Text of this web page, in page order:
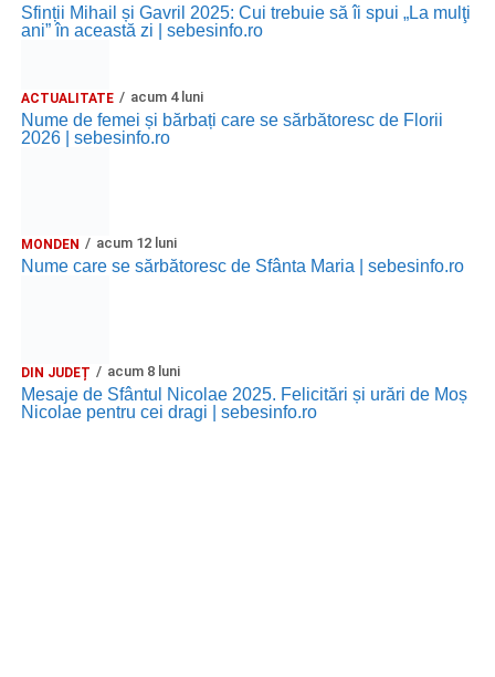
Sfinții Mihail și Gavril 2025: Cui trebuie să îi spui „La mulţi
ani” în această zi | sebesinfo.ro
ACTUALITATE acum 4 luni
Nume de femei și bărbați care se sărbătoresc de Florii
2026 | sebesinfo.ro
MONDEN acum 12 luni
Nume care se sărbătoresc de Sfânta Maria | sebesinfo.ro
DIN JUDEȚ acum 8 luni
Mesaje de Sfântul Nicolae 2025. Felicitări și urări de Moș
Nicolae pentru cei dragi | sebesinfo.ro